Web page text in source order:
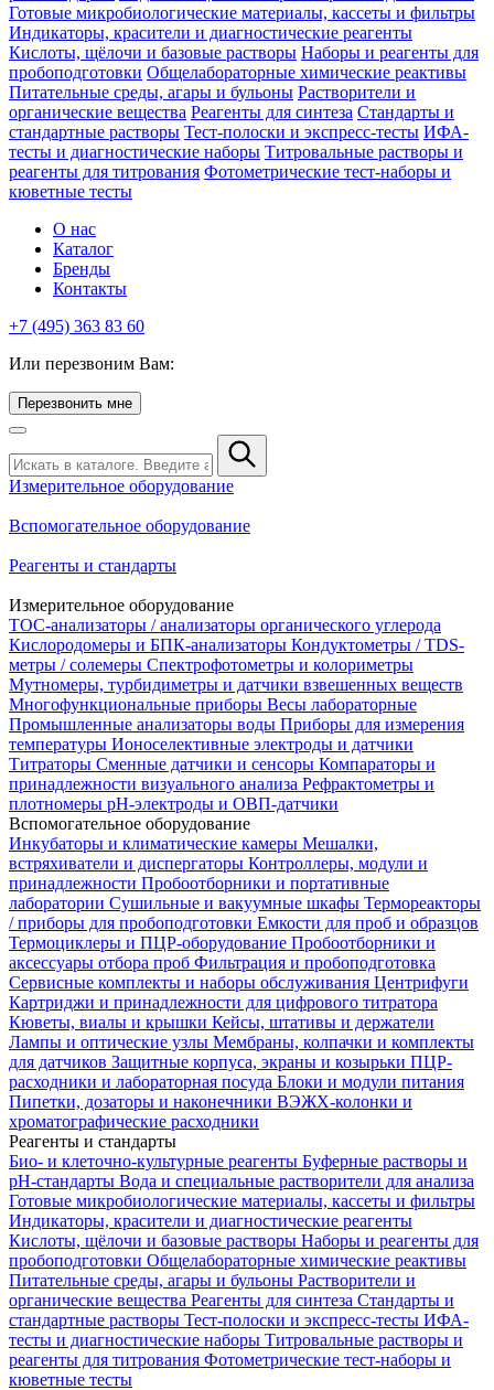
Готовые микробиологические материалы, кассеты и фильтры
Индикаторы, красители и диагностические реагенты
Кислоты, щёлочи и базовые растворы Наборы и реагенты для
пробоподготовки Общелабораторные химические реактивы
Питательные среды, агары и бульоны Растворители и
органические вещества Реагенты для синтеза Стандарты и
стандартные растворы Тест-полоски и экспресс-тесты ИФА-
тесты и диагностические наборы Титровальные растворы и
реагенты для титрования Фотометрические тест-наборы и
кюветные тесты
О нас
Каталог
Бренды
Контакты
+7 (495) 363 83 60
Или перезвоним Вам:
Перезвонить мне
Измерительное оборудование
Вспомогательное оборудование
Реагенты и стандарты
Измерительное оборудование
TOC-анализаторы / анализаторы органического углерода
Кислородомеры и БПК-анализаторы Кондуктометры / TDS-
метры / солемеры Спектрофотометры и колориметры
Мутномеры, турбидиметры и датчики взвешенных веществ
Многофункциональные приборы Весы лабораторные
Промышленные анализаторы воды Приборы для измерения
температуры Ионоселективные электроды и датчики
Титраторы Сменные датчики и сенсоры Компараторы и
принадлежности визуального анализа Рефрактометры и
плотномеры pH-электроды и ОВП-датчики
Вспомогательное оборудование
Инкубаторы и климатические камеры Мешалки,
встряхиватели и диспергаторы Контроллеры, модули и
принадлежности Пробоотборники и портативные
лаборатории Сушильные и вакуумные шкафы Термореакторы
/ приборы для пробоподготовки Емкости для проб и образцов
Термоциклеры и ПЦР-оборудование Пробоотборники и
аксессуары отбора проб Фильтрация и пробоподготовка
Сервисные комплекты и наборы обслуживания Центрифуги
Картриджи и принадлежности для цифрового титратора
Кюветы, виалы и крышки Кейсы, штативы и держатели
Лампы и оптические узлы Мембраны, колпачки и комплекты
для датчиков Защитные корпуса, экраны и козырьки ПЦР-
расходники и лабораторная посуда Блоки и модули питания
Пипетки, дозаторы и наконечники ВЭЖХ-колонки и
хроматографические расходники
Реагенты и стандарты
Био- и клеточно-культурные реагенты Буферные растворы и
pH-стандарты Вода и специальные растворители для анализа
Готовые микробиологические материалы, кассеты и фильтры
Индикаторы, красители и диагностические реагенты
Кислоты, щёлочи и базовые растворы Наборы и реагенты для
пробоподготовки Общелабораторные химические реактивы
Питательные среды, агары и бульоны Растворители и
органические вещества Реагенты для синтеза Стандарты и
стандартные растворы Тест-полоски и экспресс-тесты ИФА-
тесты и диагностические наборы Титровальные растворы и
реагенты для титрования Фотометрические тест-наборы и
кюветные тесты